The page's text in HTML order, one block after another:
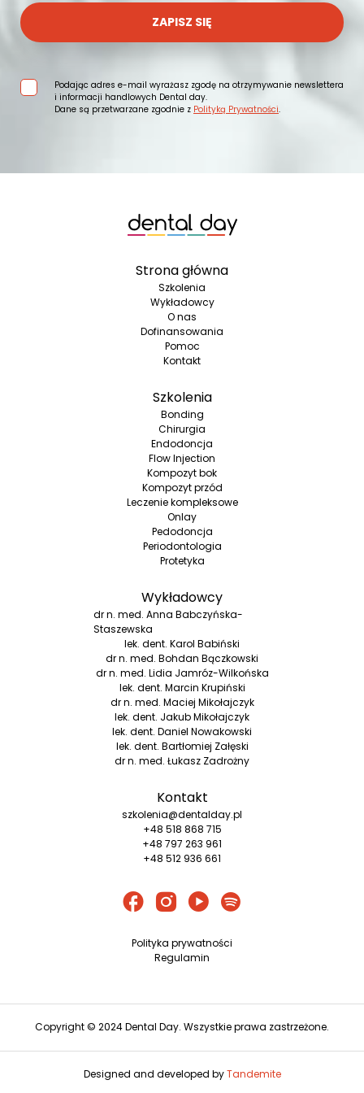
ZAPISZ SIĘ
Podając adres e-mail wyrażasz zgodę na otrzymywanie newslettera
i informacji handlowych Dental day.
Dane są przetwarzane zgodnie z Polityką Prywatności.
Strona główna
Szkolenia
Wykładowcy
O nas
Dofinansowania
Pomoc
Kontakt
Szkolenia
Bonding
Chirurgia
Endodoncja
Flow Injection
Kompozyt bok
Kompozyt przód
Leczenie kompleksowe
Onlay
Pedodoncja
Periodontologia
Protetyka
Wykładowcy
dr n. med. Anna Babczyńska-
Staszewska
lek. dent. Karol Babiński
dr n. med. Bohdan Bączkowski
dr n. med. Lidia Jamróz-Wilkońska
lek. dent. Marcin Krupiński
dr n. med. Maciej Mikołajczyk
lek. dent. Jakub Mikołajczyk
lek. dent. Daniel Nowakowski
lek. dent. Bartłomiej Załęski
dr n. med. Łukasz Zadrożny
Kontakt
szkolenia@dentalday.pl
+48 518 868 715
+48 797 263 961
+48 512 936 661
Polityka prywatności
Regulamin
Copyright © 2024 Dental Day. Wszystkie prawa zastrzeżone.
Designed and developed byTandemite